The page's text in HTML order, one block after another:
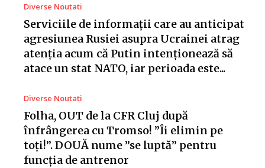
Diverse Noutati
Serviciile de informații care au anticipat
agresiunea Rusiei asupra Ucrainei atrag
atenția acum că Putin intenționează să
atace un stat NATO, iar perioada este...
Diverse Noutati
Folha, OUT de la CFR Cluj după
înfrângerea cu Tromso! ”Îi elimin pe
toți!”. DOUĂ nume ”se luptă” pentru
funcția de antrenor